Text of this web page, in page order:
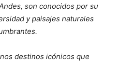
son conocidos por su
y paisajes naturales
destinos icónicos que